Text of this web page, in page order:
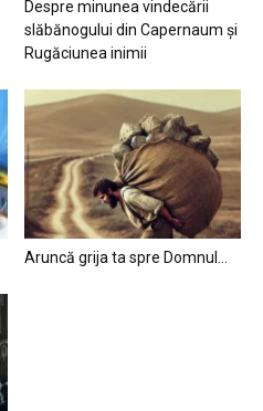
Despre minunea vindecării
slăbănogului din Capernaum și
Rugăciunea inimii
Aruncă grija ta spre Domnul…